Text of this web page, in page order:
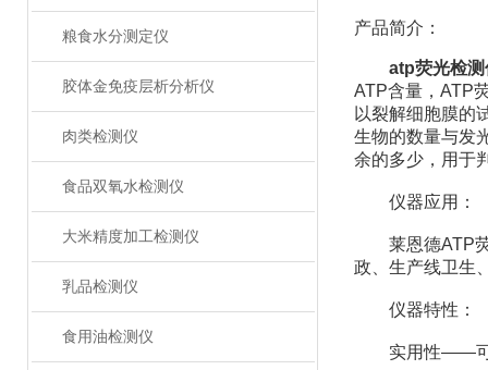
粮食水分测定仪
胶体金免疫层析分析仪
肉类检测仪
食品双氧水检测仪
大米精度加工检测仪
乳品检测仪
食用油检测仪
产品简介：
atp荧光检
ATP含量，ATP
以裂解细胞膜的
生物的数量与发
余的多少，用于
仪器应用：
莱恩德ATP荧
政、生产线卫生
仪器特性：
实用性——可根